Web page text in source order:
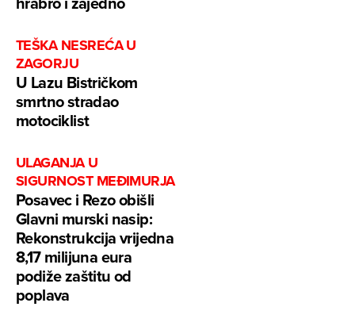
TEŠKA NESREĆA U
ZAGORJU
U Lazu Bistričkom
smrtno stradao
motociklist
ULAGANJA U
SIGURNOST MEĐIMURJA
Posavec i Rezo obišli
Glavni murski nasip:
Rekonstrukcija vrijedna
8,17 milijuna eura
podiže zaštitu od
poplava